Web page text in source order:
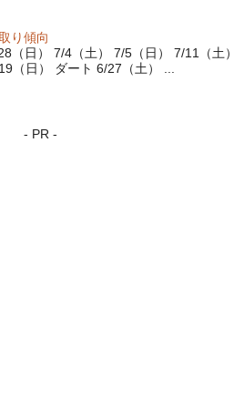
り傾向
（日） 7/4（土） 7/5（日） 7/11（土）
（日） ダート 6/27（土） ...
- PR -